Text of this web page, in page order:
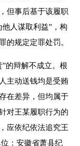
但事后基于该履职
人谋取利益”，构
的规定定罪处罚。
辩解不成立。根
主动送钱均是受贿
在差异，但均属于
对王某履职行为的
应依纪依法追究王
：安徽省萧县纪